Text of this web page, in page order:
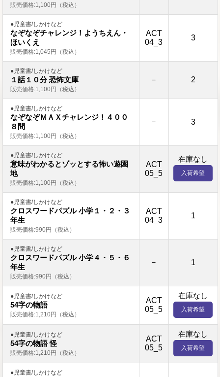
販売価格:1,100円（税込）
●児童書/しかけなど
なぞなぞチャレンジ！ようちえん・
ほいくえ
販売価格:1,045円（税込）
ACT
04_3
3
●児童書/しかけなど
１話１０分 恐怖文庫
販売価格:1,100円（税込）
－ 2
●児童書/しかけなど
なぞなぞＭＡＸチャレンジ！４００
８問
販売価格:1,100円（税込）
－ 3
●児童書/しかけなど
意味がわかるとゾッとする怖い遊園
地
販売価格:1,100円（税込）
ACT
05_5
在庫なし
入荷希望
●児童書/しかけなど
クロスワードパズル 小学１・２・３
年生
販売価格:990円（税込）
ACT
04_3
1
●児童書/しかけなど
クロスワードパズル 小学４・５・６
年生
販売価格:990円（税込）
－ 1
●児童書/しかけなど
54字の物語
販売価格:1,210円（税込）
ACT
05_5
在庫なし
入荷希望
●児童書/しかけなど
54字の物語 怪
販売価格:1,210円（税込）
ACT
05_5
在庫なし
入荷希望
●児童書/しかけなど